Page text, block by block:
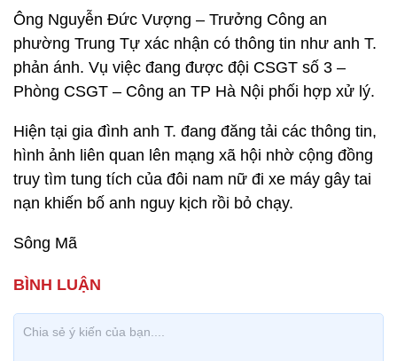
Ông Nguyễn Đức Vượng – Trưởng Công an
phường Trung Tự xác nhận có thông tin như anh T.
phản ánh. Vụ việc đang được đội CSGT số 3 –
Phòng CSGT – Công an TP Hà Nội phối hợp xử lý.
Hiện tại gia đình anh T. đang đăng tải các thông tin,
hình ảnh liên quan lên mạng xã hội nhờ cộng đồng
truy tìm tung tích của đôi nam nữ đi xe máy gây tai
nạn khiến bố anh nguy kịch rồi bỏ chạy.
Sông Mã